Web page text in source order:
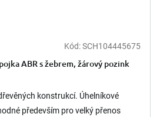
Kód:SCH104445675
ABR s žebrem, žárový pozink
konstrukcí. Úhelníkové
především pro velký přenos